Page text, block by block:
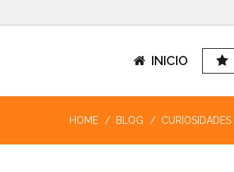
INICIO
HOME BLOG CURIOSIDADES